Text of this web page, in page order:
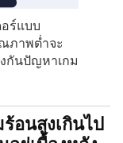
อร์แบบ
ภาพต่ำจะ
กันปัญหาเกม
อนสูงเกินไป